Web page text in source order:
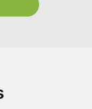
hon